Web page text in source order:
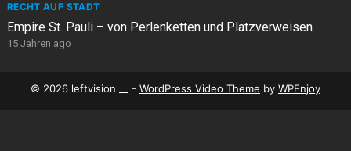
RECHT AUF STADT
Empire St. Pauli – von Perlenketten und Platzverweisen
15 Jahren ago
© 2026 leftvision __ - WordPress Video Theme by WPEnjoy